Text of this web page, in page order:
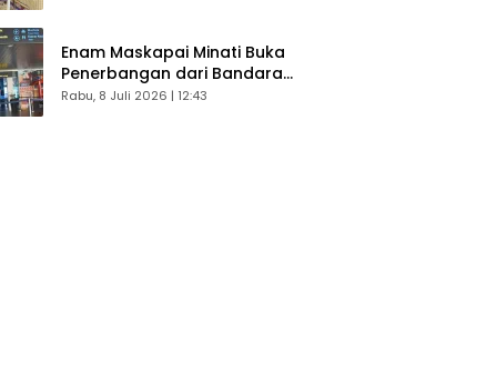
Enam Maskapai Minati Buka
Penerbangan dari Bandara
Husein Sastranegara
Rabu, 8 Juli 2026 | 12:43